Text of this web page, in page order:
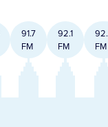
91.7
FM
92.1
FM
FM